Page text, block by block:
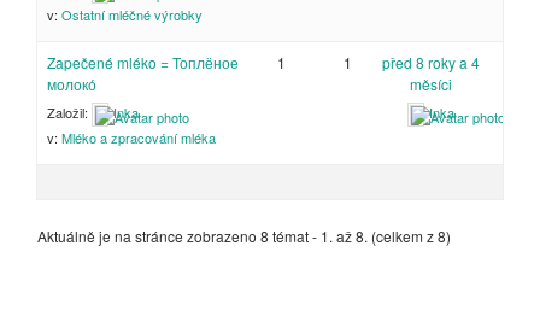
v: Ostatní mléčné výrobky
Zapečené mléko = Топлёное
молоко́
Založil:
Inka
v: Mléko a zpracování mléka
1 1
před 8 roky a 4
měsíci
Inka
Aktuálně je na stránce zobrazeno 8 témat - 1. až 8. (celkem z 8)